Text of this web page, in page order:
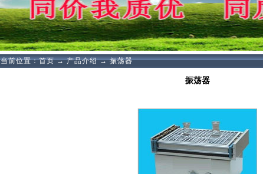
当前位置：首页→产品介绍→振荡器
振荡器